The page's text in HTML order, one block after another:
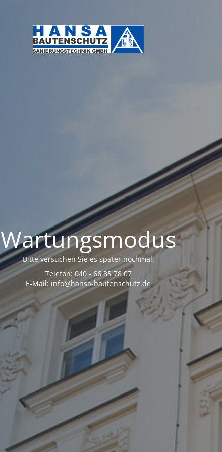
Wartungsmodus
Bitte versuchen Sie es später nochmal.
Telefon: 040 - 66 85 78 07
E-Mail: info@hansa-bautenschutz.de